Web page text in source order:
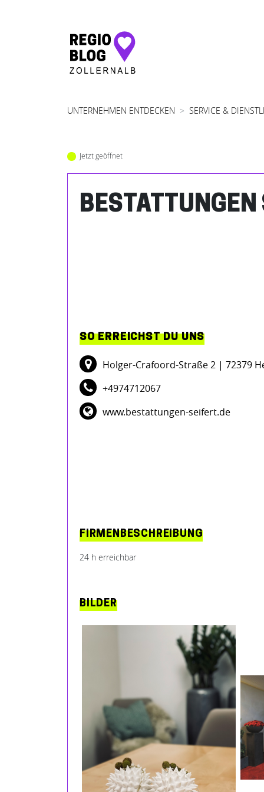
Hauptnavigation
UNTERNEHMEN ENTDECKEN SERVICE &
Jetzt geöffnet
BESTATTUNGEN
SO ERREICHST DU UNS
Holger-Crafoord-Straße 2 | 72379
+4974712067
www.bestattungen-seifert.de
FIRMENBESCHREIBUNG
24 h erreichbar
BILDER